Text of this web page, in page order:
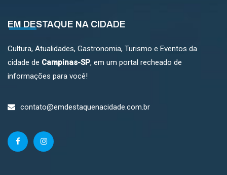
EM DESTAQUE NA CIDADE
Cultura, Atualidades, Gastronomia, Turismo e Eventos da
cidade de Campinas-SP, em um portal recheado de
informações para você!
contato@emdestaquenacidade.com.br